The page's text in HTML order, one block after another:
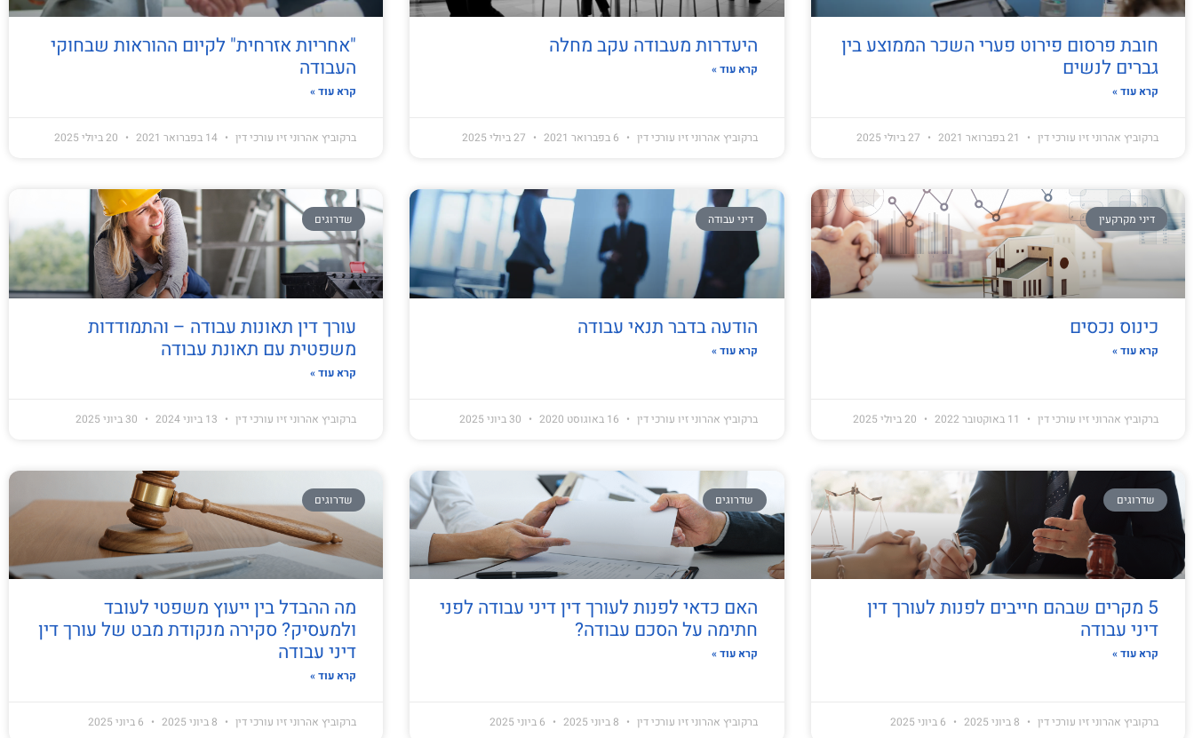
חובת פרסום פירוט פערי השכר הממוצע בין
גברים לנשים
קרא עוד »
ברקוביץ אהרוני זיו עורכי דין
היעדרות מעבודה עקב מחלה
קרא עוד »
ברקוביץ אהרוני זיו עורכי דין
"אחריות אזרחית" לקיום ההוראות שבחוקי
העבודה
קרא עוד »
ברקוביץ אהרוני זיו עורכי דין
דיני מקרקעין
כינוס נכסים
קרא עוד »
ברקוביץ אהרוני זיו עורכי דין
דיני עבודה
הודעה בדבר תנאי עבודה
קרא עוד »
ברקוביץ אהרוני זיו עורכי דין
שדרוגים
עורך דין תאונות עבודה – והתמודדות
משפטית עם תאונת עבודה
קרא עוד »
ברקוביץ אהרוני זיו עורכי דין
שדרוגים
5 מקרים שבהם חייבים לפנות לעורך דין
דיני עבודה
קרא עוד »
ברקוביץ אהרוני זיו עורכי דין
שדרוגים
האם כדאי לפנות לעורך דין דיני עבודה לפני
חתימה על הסכם עבודה?
קרא עוד »
ברקוביץ אהרוני זיו עורכי דין
שדרוגים
מה ההבדל בין ייעוץ משפטי לעובד
ולמעסיק? סקירה מנקודת מבט של עורך דין
דיני עבודה
קרא עוד »
ברקוביץ אהרוני זיו עורכי דין